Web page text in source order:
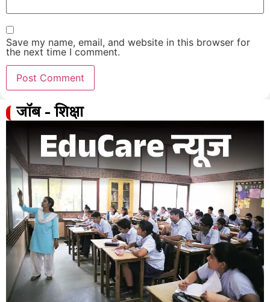
Save my name, email, and website in this browser for
the next time I comment.
जॉब - शिक्षा